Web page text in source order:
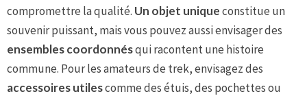
compromettre la qualité. Un objet uniqueconstitue un
souvenir puissant, mais vous pouvez aussi envisager des
ensembles coordonnésqui racontent une histoire
commune. Pour les amateurs de trek, envisagez des
accessoires utilescomme des étuis, des pochettes ou